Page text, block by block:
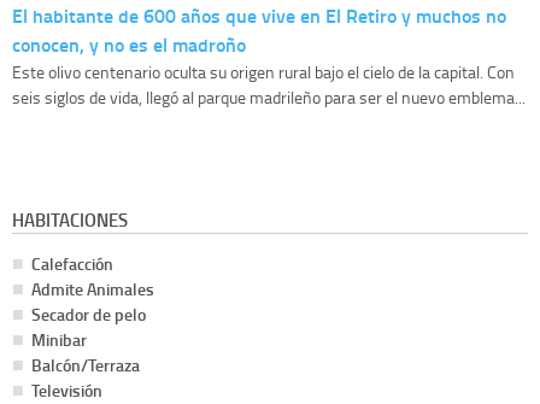
El habitante de 600 años que vive en El Retiro y muchos no
conocen, y no es el madroño
Este olivo centenario oculta su origen rural bajo el cielo de la capital. Con
seis siglos de vida, llegó al parque madrileño para ser el nuevo emblema...
HABITACIONES
Calefacción
Admite Animales
Secador de pelo
Minibar
Balcón/Terraza
Televisión